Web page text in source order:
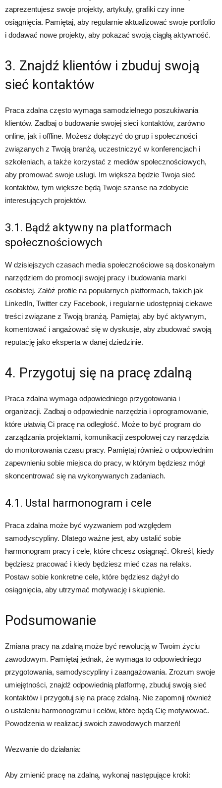
zaprezentujesz swoje projekty, artykuły, grafiki czy inne
osiągnięcia. Pamiętaj, aby regularnie aktualizować swoje portfolio
i dodawać nowe projekty, aby pokazać swoją ciągłą aktywność.
3. Znajdź klientów i zbuduj swoją
sieć kontaktów
Praca zdalna często wymaga samodzielnego poszukiwania
klientów. Zadbaj o budowanie swojej sieci kontaktów, zarówno
online, jak i offline. Możesz dołączyć do grup i społeczności
związanych z Twoją branżą, uczestniczyć w konferencjach i
szkoleniach, a także korzystać z mediów społecznościowych,
aby promować swoje usługi. Im większa będzie Twoja sieć
kontaktów, tym większe będą Twoje szanse na zdobycie
interesujących projektów.
3.1. Bądź aktywny na platformach
społecznościowych
W dzisiejszych czasach media społecznościowe są doskonałym
narzędziem do promocji swojej pracy i budowania marki
osobistej. Załóż profile na popularnych platformach, takich jak
LinkedIn, Twitter czy Facebook, i regularnie udostępniaj ciekawe
treści związane z Twoją branżą. Pamiętaj, aby być aktywnym,
komentować i angażować się w dyskusje, aby zbudować swoją
reputację jako eksperta w danej dziedzinie.
4. Przygotuj się na pracę zdalną
Praca zdalna wymaga odpowiedniego przygotowania i
organizacji. Zadbaj o odpowiednie narzędzia i oprogramowanie,
które ułatwią Ci pracę na odległość. Może to być program do
zarządzania projektami, komunikacji zespołowej czy narzędzia
do monitorowania czasu pracy. Pamiętaj również o odpowiednim
zapewnieniu sobie miejsca do pracy, w którym będziesz mógł
skoncentrować się na wykonywanych zadaniach.
4.1. Ustal harmonogram i cele
Praca zdalna może być wyzwaniem pod względem
samodyscypliny. Dlatego ważne jest, aby ustalić sobie
harmonogram pracy i cele, które chcesz osiągnąć. Określ, kiedy
będziesz pracować i kiedy będziesz mieć czas na relaks.
Postaw sobie konkretne cele, które będziesz dążył do
osiągnięcia, aby utrzymać motywację i skupienie.
Podsumowanie
Zmiana pracy na zdalną może być rewolucją w Twoim życiu
zawodowym. Pamiętaj jednak, że wymaga to odpowiedniego
przygotowania, samodyscypliny i zaangażowania. Zrozum swoje
umiejętności, znajdź odpowiednią platformę, zbuduj swoją sieć
kontaktów i przygotuj się na pracę zdalną. Nie zapomnij również
o ustaleniu harmonogramu i celów, które będą Cię motywować.
Powodzenia w realizacji swoich zawodowych marzeń!
Wezwanie do działania:
Aby zmienić pracę na zdalną, wykonaj następujące kroki: